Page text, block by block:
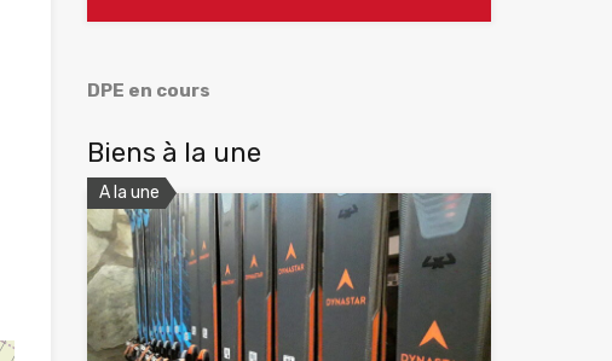
DPE en cours
Biens à la une
A la une